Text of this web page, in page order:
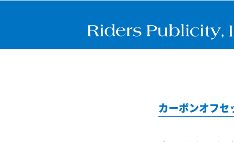
カーボンオフセ